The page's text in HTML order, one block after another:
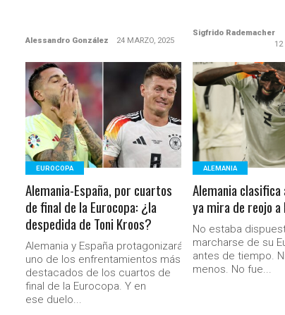
Alessandro González 24 MARZO, 2025
Sigfrido Rademacher
12
LEER MÁS
EUROCOPA
Alemania-España, por cuartos
de final de la Eurocopa: ¿la
despedida de Toni Kroos?
Alemania y España protagonizarán
uno de los enfrentamientos más
destacados de los cuartos de
final de la Eurocopa. Y en
ese duelo...
LEER
ALEMANIA
Alemania clasifica
ya mira de reojo a
No estaba
marcharse de su
antes de tiempo.
menos. No fue...